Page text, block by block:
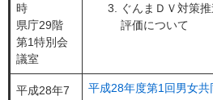
時
県庁29階
第1特別会
議室
ぐんまＤＶ対策
評価について
平成28年7
平成28年度第1回男女